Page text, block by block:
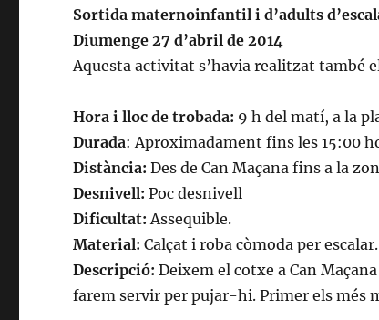
Sortida maternoinfantil i d’adults
Diumenge 27 d’abril de 2014
Aquesta activitat s’havia realitzat també
Hora i lloc de trobada: 9 h del matí, a la
Durada: Aproximadament fins les 15:00
Distància:Des de Can Maçana fins a la
Desnivell:Poc desnivell
Dificultat:Assequible.
Material:Calçat i roba còmoda per escalar.
Descripció:Deixem el cotxe a Can
farem servir per pujar-hi. Primer els més